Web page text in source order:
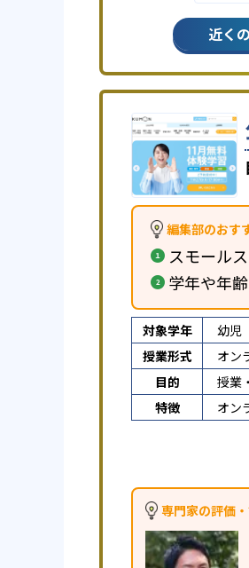
近く
編集部のおす
スモール
学年や年
対象学年 幼児
授業形式
オン
目的
授業
特徴
オン
専門家の評価